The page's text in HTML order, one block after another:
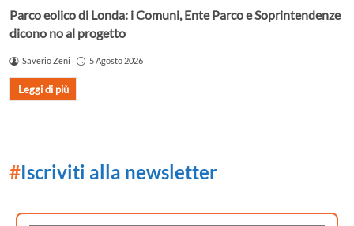
Parco eolico di Londa: i Comuni, Ente Parco e Soprintendenze
dicono no al progetto
Saverio Zeni 5 Agosto 2026
Leggi di più
#Iscriviti alla newsletter